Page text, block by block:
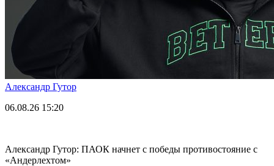
Александр Гутор
06.08.26 15:20
Александр Гутор: ПАОК начнет с победы противостояние с
«Андерлехтом»